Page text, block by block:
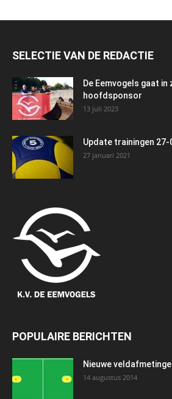
SELECTIE VAN DE REDACTIE
De Eemvogels gaat in
hoofdsponsor
13 juli 2023
Update trainingen 27-
27 januari 2021
POPULAIRE BERICHTEN
Nieuwe
14 augustus 2014